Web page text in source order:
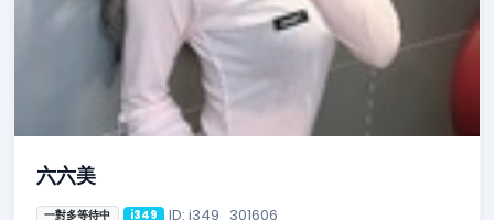
六六美
一對多等待中 i349 ID: i349_301606